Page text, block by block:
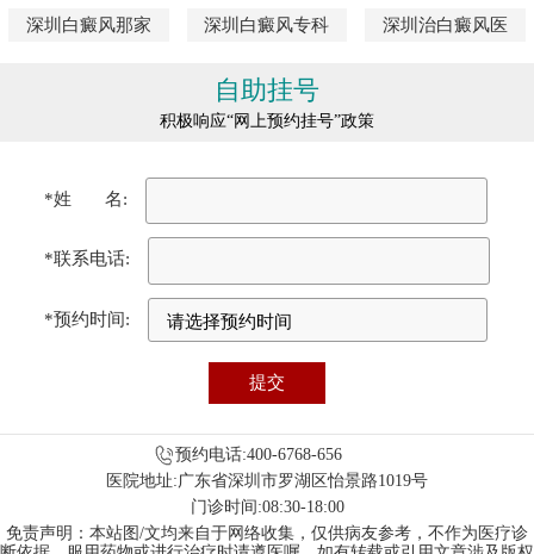
深圳白癜风那家 深圳白癜风专科 深圳治白癜风医
自助挂号
积极响应“网上预约挂号”政策
*姓 名:
*联系电话:
*预约时间:
预约电话:400-6768-656
医院地址:广东省深圳市罗湖区怡景路1019号
门诊时间:08:30-18:00
免责声明：本站图/文均来自于网络收集，仅供病友参考，不作为医疗诊